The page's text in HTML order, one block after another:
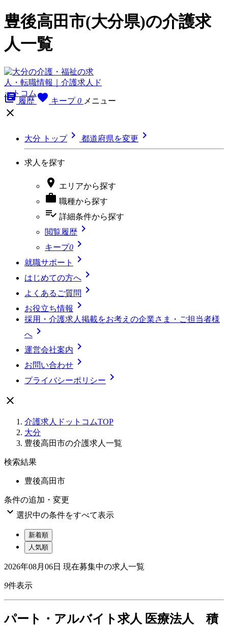
豊後高田市(大分県)の介護求
人一覧
library_books 履歴 favorite キープ 0 メニュー

大分 トップ 都道府県を変更 
求人を探す
 エリアから探す
 職種から探す
playlist_add_check 詳細条件から探す
閲覧履歴 
キープ0 
就職サポート 
はじめての方へ 
よくあるご質問 
お役立ち情報 
採用・介護求人掲載をお考えの企業さま・ご担当者様
へ 
運営会社案内 
お問い合わせ 
プライバシーポリシー 

介護求人ドットコムTOP
大分
豊後高田市の介護求人一覧
検索結果
豊後高田市
条件の追加・変更
 選択中の条件をすべて表示
新着順
人気順
2026年08月06日 現在募集中の求人一覧
9件表示
パート ・アルバイト求人 医療法人 積